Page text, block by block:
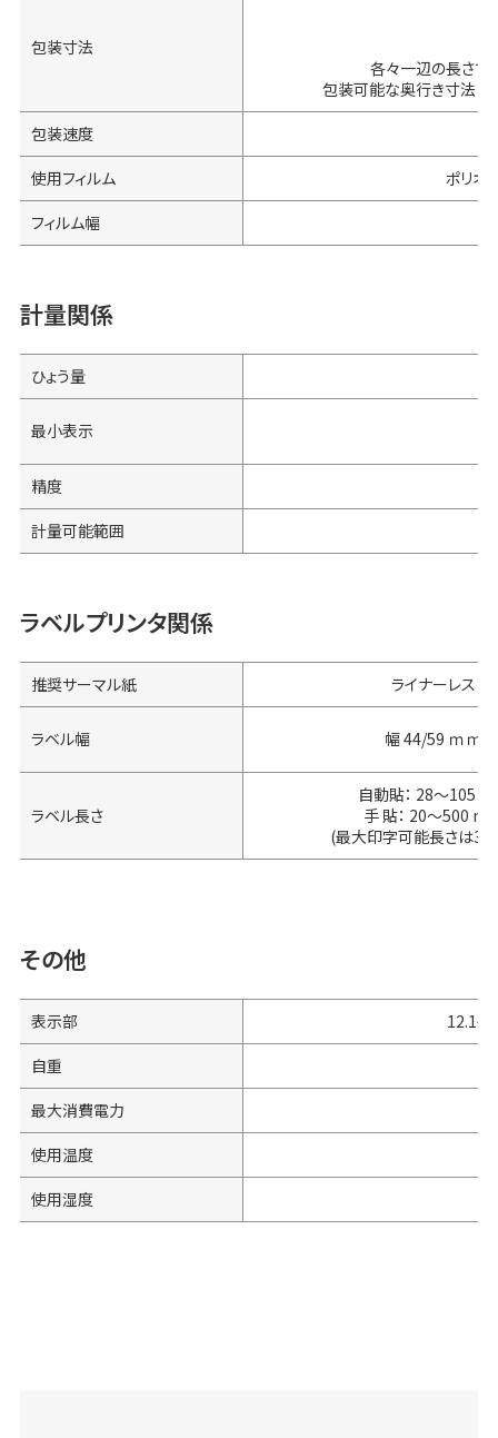
包装寸法
各々一辺の長さで
包装可能な奥行き寸法は
包装速度
使用フィルム
ポリオ
フィルム幅
計量関係
ひょう量
最小表示
精度
計量可能範囲
ラベルプリンタ関係
推奨サーマル紙 ライナーレス
ラベル幅 幅 44/59 ｍｍ
ラベル長さ
自動貼： 28～105
手 貼： 20～500
(最大印字可能長さは
その他
表示部
12.1イ
自重
最大消費電力
使用温度
使用湿度